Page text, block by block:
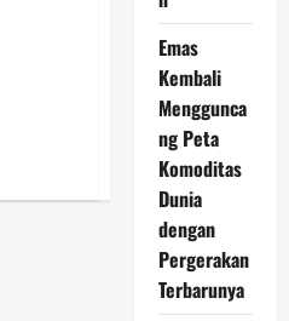
Emas
Kembali
Menggunca
ng Peta
Komoditas
Dunia
dengan
Pergerakan
Terbarunya